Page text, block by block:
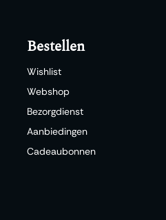
Bestellen
Wishlist
Webshop
Bezorgdienst
Aanbiedingen
Cadeaubonnen